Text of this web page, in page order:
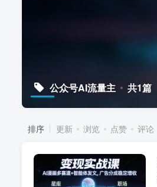
公众号AI流量主 共1篇
排序 更新 浏览 点赞 评论